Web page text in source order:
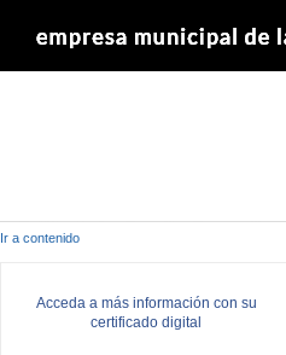
Ir a contenido
Acceda a más información con su
certificado digital